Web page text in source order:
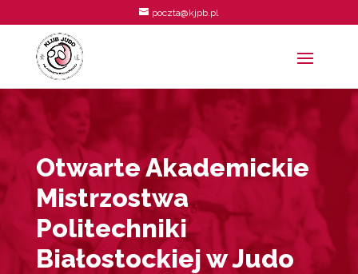
poczta@kjpb.pl
Otwarte Akademickie
Mistrzostwa
Politechniki
Białostockiej w Judo